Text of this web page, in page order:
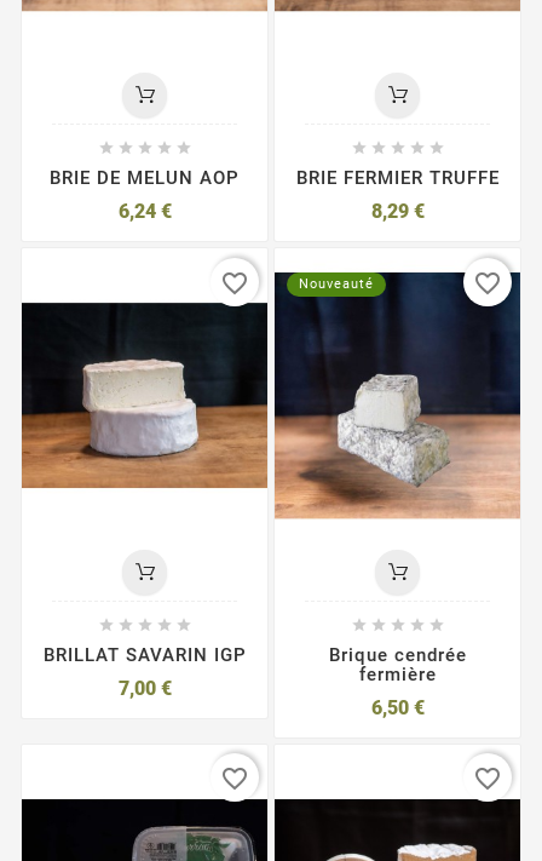
    
BRIE DE MELUN AOP
6,24 €
    
BRIE FERMIER TRUFFE
8,29 €
    
BRILLAT SAVARIN IGP
7,00 €
favorite_border Nouveauté
    
Brique cendrée
fermière
6,50 €
favorite_border
favorite_border favorite_border